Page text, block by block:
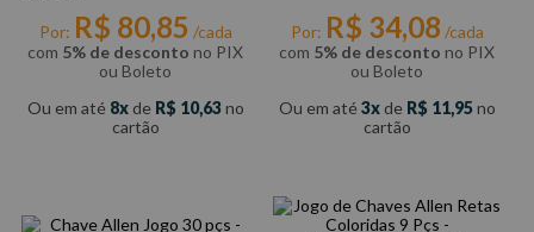
Por: R$ 80,85 /cada
com 5% de desconto no PIX
ou Boleto
Ou em até 8 de R$ 10,63no
cartão
Por: R$ 34,08 /cada
com 5% de desconto no PIX
ou Boleto
Ou em até 3 de R$ 11,95no
cartão